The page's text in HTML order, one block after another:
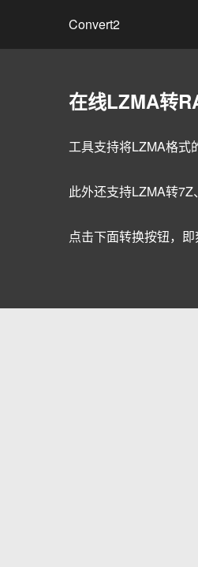
Convert2
在线LZMA转
工具支持将LZMA格式
此外还支持LZMA转
点击下面转换按钮，即